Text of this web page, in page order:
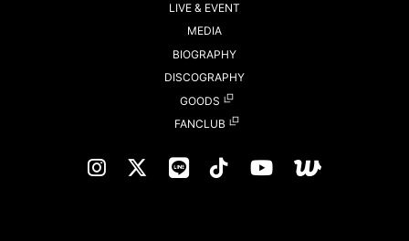
LIVE & EVENT
MEDIA
BIOGRAPHY
DISCOGRAPHY
GOODS
FANCLUB